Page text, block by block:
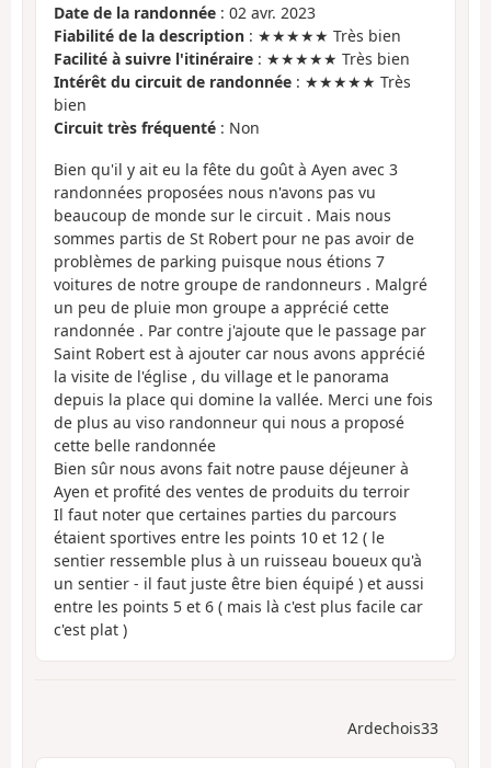
Date de la randonnée : 02 avr. 2023
Fiabilité de la description : ★★★★★ Très bien
Facilité à suivre l'itinéraire : ★★★★★ Très bien
Intérêt du circuit de randonnée : ★★★★★ Très
bien
Circuit très fréquenté : Non
Bien qu'il y ait eu la fête du goût à Ayen avec 3
randonnées proposées nous n'avons pas vu
beaucoup de monde sur le circuit . Mais nous
sommes partis de St Robert pour ne pas avoir de
problèmes de parking puisque nous étions 7
voitures de notre groupe de randonneurs . Malgré
un peu de pluie mon groupe a apprécié cette
randonnée . Par contre j'ajoute que le passage par
Saint Robert est à ajouter car nous avons apprécié
la visite de l'église , du village et le panorama
depuis la place qui domine la vallée. Merci une fois
de plus au viso randonneur qui nous a proposé
cette belle randonnée
Bien sûr nous avons fait notre pause déjeuner à
Ayen et profité des ventes de produits du terroir
Il faut noter que certaines parties du parcours
étaient sportives entre les points 10 et 12 ( le
sentier ressemble plus à un ruisseau boueux qu'à
un sentier - il faut juste être bien équipé ) et aussi
entre les points 5 et 6 ( mais là c'est plus facile car
c'est plat )
Ardechois33